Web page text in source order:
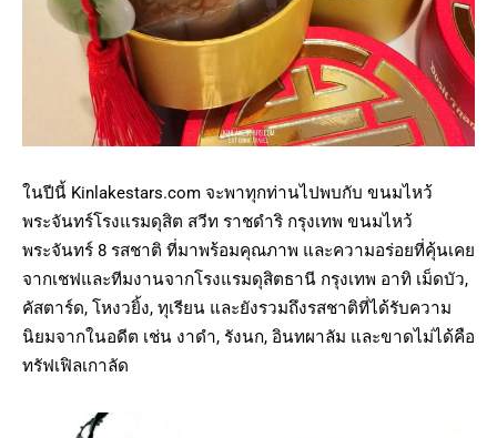
ในปีนี้ Kinlakestars.com จะพาทุกท่านไปพบกับ ขนมไหว้
พระจันทร์โรงแรมดุสิต สวีท ราชดำริ กรุงเทพ ขนมไหว้
พระจันทร์ 8 รสชาติ ที่มาพร้อมคุณภาพ และความอร่อยที่คุ้นเคย
จากเชฟและทีมงานจากโรงแรมดุสิตธานี กรุงเทพ อาทิ เม็ดบัว,
คัสตาร์ด, โหงวยิ้ง, ทุเรียน และยังรวมถึงรสชาติที่ได้รับความ
นิยมจากในอดีต เช่น งาดำ, รังนก, อินทผาลัม และขาดไม่ได้คือ
ทรัฟเฟิลเกาลัด